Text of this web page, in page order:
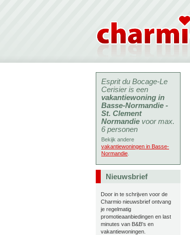
Esprit du Bocage-Le
Cerisier is een
vakantiewoning in
Basse-Normandie -
St. Clement
Normandie voor max.
6 personen
Bekijk andere
vakantiewoningen in Basse-
Normandie
Nieuwsbrief
Door in te schrijven voor de
Charmio nieuwsbrief ontvang
je regelmatig
promotieaanbiedingen en last
minutes van B&B's en
vakantiewoningen.